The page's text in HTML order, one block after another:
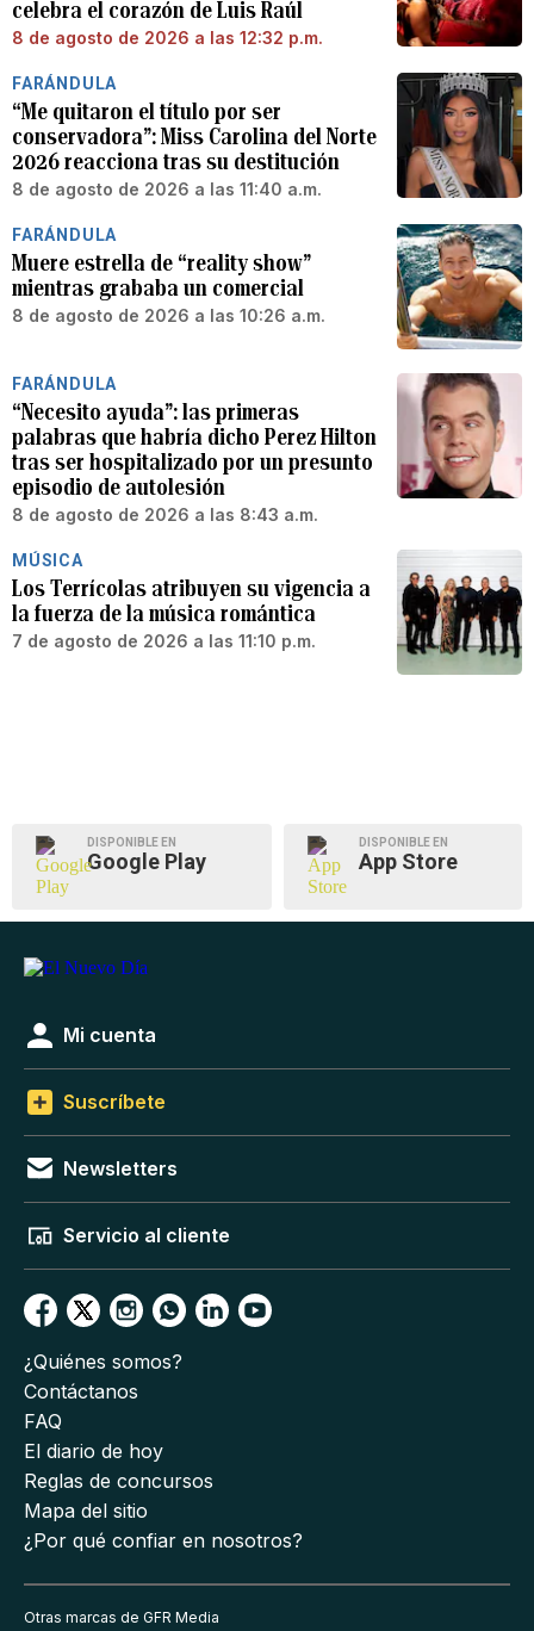
celebra el corazón de Luis Raúl
8 de agosto de 2026 a las 12:32 p.m.
FARÁNDULA
“Me quitaron el título por ser
conservadora”: Miss Carolina del Norte
2026 reacciona tras su destitución
8 de agosto de 2026 a las 11:40 a.m.
FARÁNDULA
Muere estrella de “reality show”
mientras grababa un comercial
8 de agosto de 2026 a las 10:26 a.m.
FARÁNDULA
“Necesito ayuda”: las primeras
palabras que habría dicho Perez Hilton
tras ser hospitalizado por un presunto
episodio de autolesión
8 de agosto de 2026 a las 8:43 a.m.
MÚSICA
Los Terrícolas atribuyen su vigencia a
la fuerza de la música romántica
7 de agosto de 2026 a las 11:10 p.m.
DISPONIBLE EN
Google Play
DISPONIBLE EN
App Store
Mi cuenta
Suscríbete
Newsletters
Servicio al cliente
¿Quiénes somos?
Contáctanos
FAQ
El diario de hoy
Reglas de concursos
Mapa del sitio
¿Por qué confiar en nosotros?
Otras marcas de GFR Media